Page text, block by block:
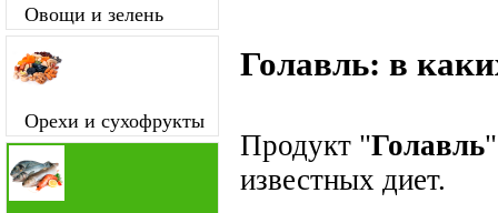
Овощи и зелень
Орехи и сухофрукты
Голавль: в
Продукт "Голавль
известных диет.